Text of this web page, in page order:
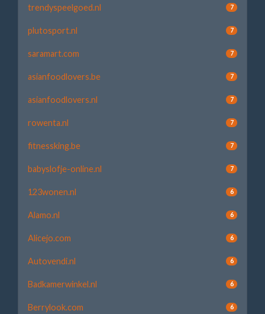
trendyspeelgoed.nl 7
plutosport.nl 7
saramart.com 7
asianfoodlovers.be 7
asianfoodlovers.nl 7
rowenta.nl 7
fitnessking.be 7
babyslofje-online.nl 7
123wonen.nl 6
Alamo.nl 6
Alicejo.com 6
Autovendi.nl 6
Badkamerwinkel.nl 6
Berrylook.com 6